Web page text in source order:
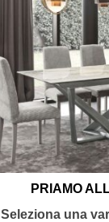
PRIAMO
Seleziona una